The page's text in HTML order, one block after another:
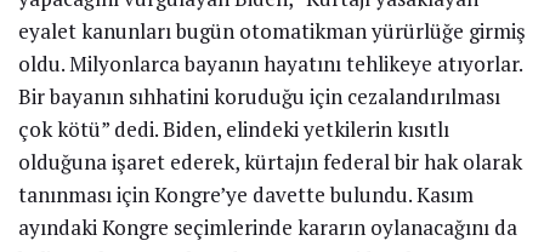
eyalet kanunları bugün otomatikman yürürlüğe girmiş
oldu. Milyonlarca bayanın hayatını tehlikeye atıyorlar.
Bir bayanın sıhhatini koruduğu için cezalandırılması
çok kötü” dedi. Biden, elindeki yetkilerin kısıtlı
olduğuna işaret ederek, kürtajın federal bir hak olarak
tanınması için Kongre’ye davette bulundu. Kasım
ayındaki Kongre seçimlerinde kararın oylanacağını da